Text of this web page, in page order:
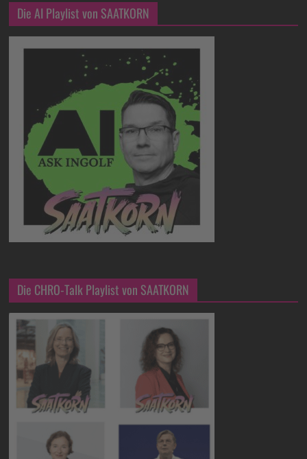
Die AI Playlist von SAATKORN
Die CHRO-Talk Playlist von SAATKORN